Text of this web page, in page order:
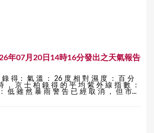
年07月20日14時16分發出之天氣報告
錄 得： 氣 溫 ： 26 度 相 對 濕 度 ： 百 分
， 京 士 柏 錄 得 的 平 均 紫 外 線 指 數 ：
低 雖 然 暴 雨 警 告 已 經 取 消 ， 但 市...